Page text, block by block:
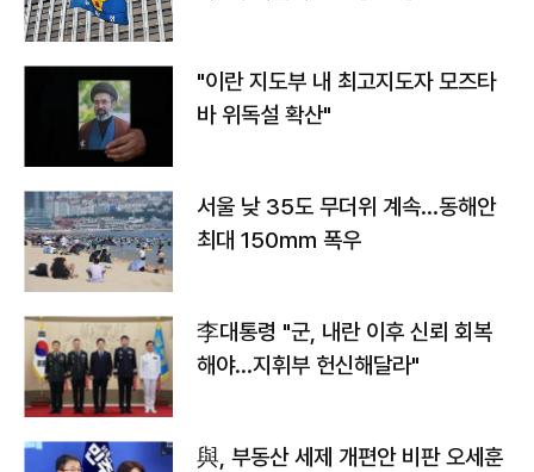
"이란 지도부 내 최고지도자 모즈타
바 위독설 확산"
서울 낮 35도 무더위 계속…동해안
최대 150㎜ 폭우
李대통령 "군, 내란 이후 신뢰 회복
해야…지휘부 헌신해달라"
與, 부동산 세제 개편안 비판 오세훈